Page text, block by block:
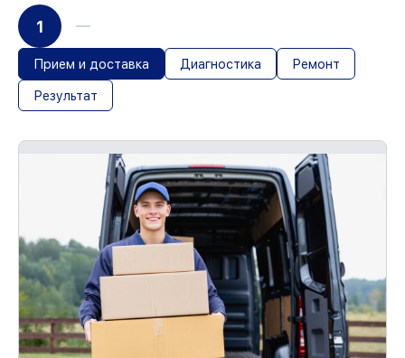
1
Прием и доставка Диагностика Ремонт
Результат